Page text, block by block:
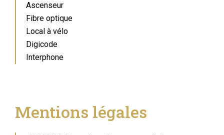
Ascenseur
Fibre optique
Local à vélo
Digicode
Interphone
Mentions légales